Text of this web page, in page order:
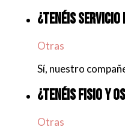
¿TENÉIS
Otras
Sí, nuestro
¿TENÉIS FISIO Y
Otras